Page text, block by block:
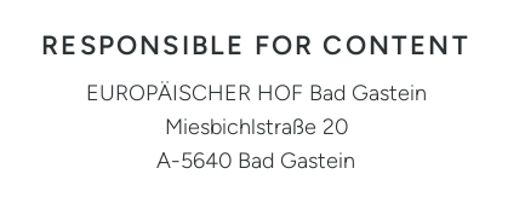
RESPONSIBLE FOR CONTENT
EUROPÄISCHER HOF Bad Gastein
Miesbichlstraße 20
A-5640 Bad Gastein